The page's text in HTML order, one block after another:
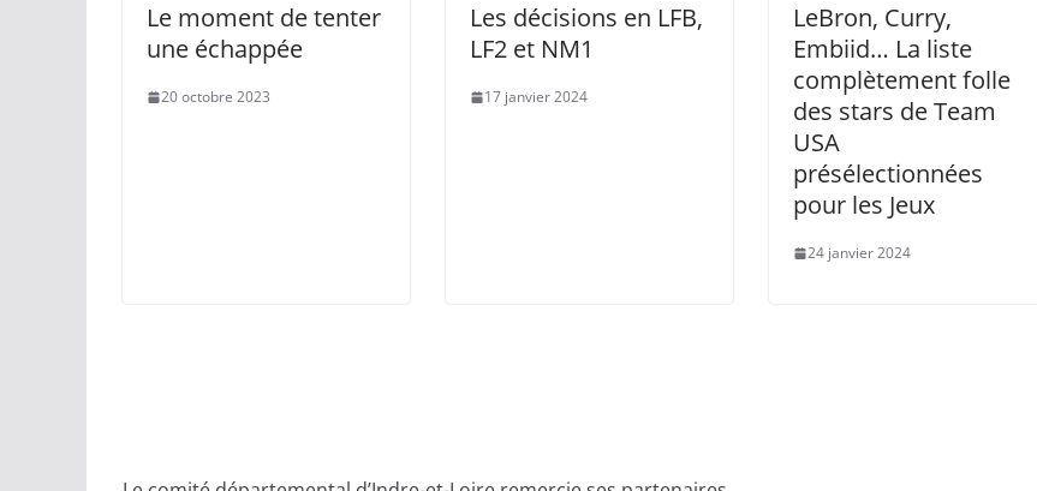
Le moment de tenter
une échappée
20 octobre 2023
Les décisions en LFB,
LF2 et NM1
17 janvier 2024
LeBron, Curry,
Embiid… La liste
complètement folle
des stars de Team
USA
présélectionnées
pour les Jeux
24 janvier 2024